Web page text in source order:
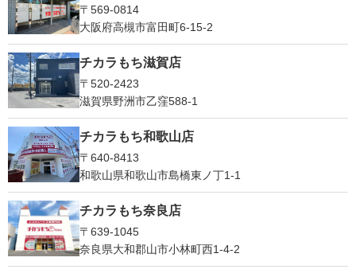
〒569-0814
大阪府高槻市富田町6-15-2
チカラもち滋賀店
〒520-2423
滋賀県野洲市乙窪588-1
チカラもち和歌山店
〒640-8413
和歌山県和歌山市島橋東ノ丁1-1
チカラもち奈良店
〒639-1045
奈良県大和郡山市小林町西1-4-2